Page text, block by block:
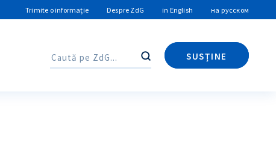
Trimite o informație Despre ZdG in English на русском
Caută
SUSȚINE
Caută